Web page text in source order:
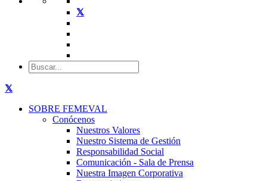
SOBRE FEMEVAL
Conócenos
Nuestros Valores
Nuestro Sistema de Gestión
Responsabilidad Social
Comunicación - Sala de Prensa
Nuestra Imagen Corporativa